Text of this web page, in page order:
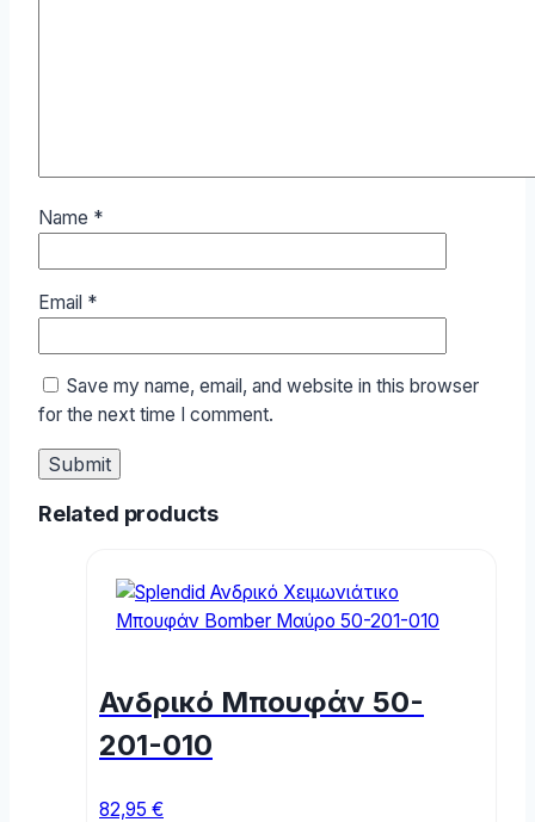
Name *
Email *
Save my name, email, and website in this browser
for the next time I comment.
Related products
Ανδρικό Μπουφάν 50-
201-010
82,95 €